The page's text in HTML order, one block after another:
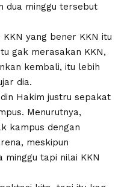
dua minggu tersebut
yang bener KKN itu
gak merasakan KKN,
kembali, itu lebih
dia.
Hakim justru sepakat
Menurutnya,
kampus dengan
meskipun
minggu tapi nilai KKN